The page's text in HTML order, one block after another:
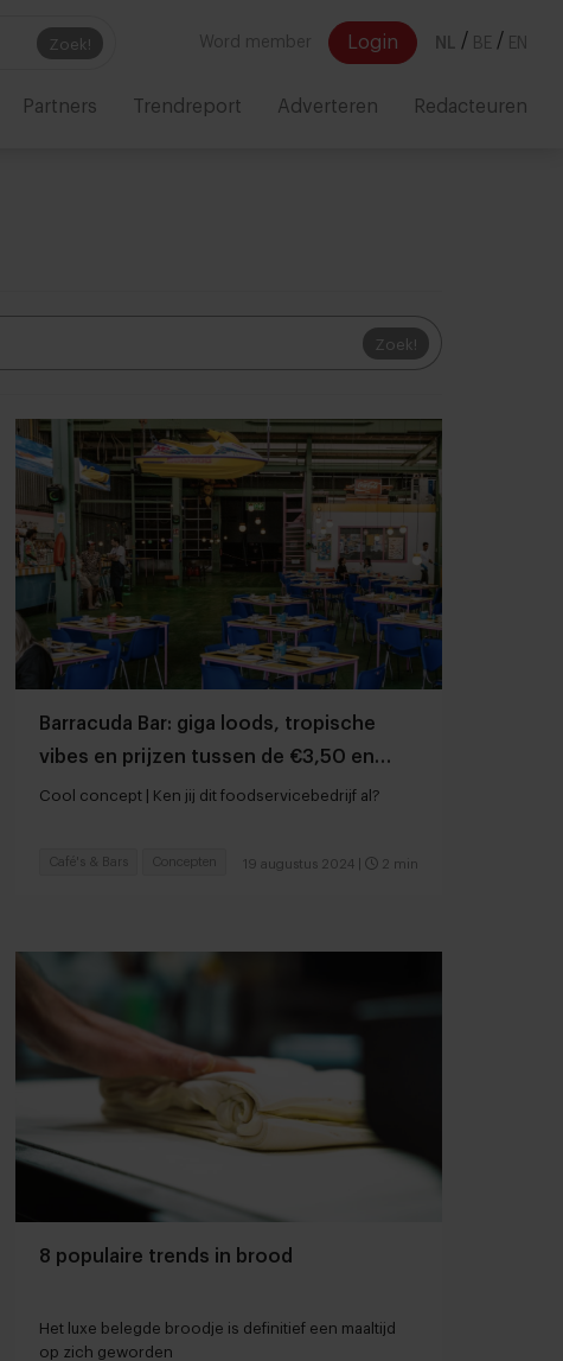
Zoek! Word member Login NL / BE / EN
Partners Trendreport Adverteren Redacteuren
Zoek!
Barracuda Bar: giga loods, tropische
vibes en prijzen tussen de €3,50 en
€12,50
Cool concept | Ken jij dit foodservicebedrijf al?
19 augustus 2024 2 min
Café's & Bars Concepten
8 populaire trends in brood
Het luxe belegde broodje is definitief een maaltijd
op zich geworden